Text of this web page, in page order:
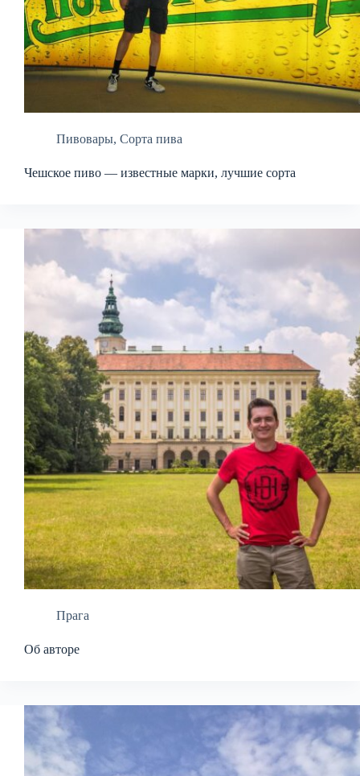
Пивовары, Сорта пива
Чешское пиво — известные марки, лучшие сорта
Прага
Об авторе